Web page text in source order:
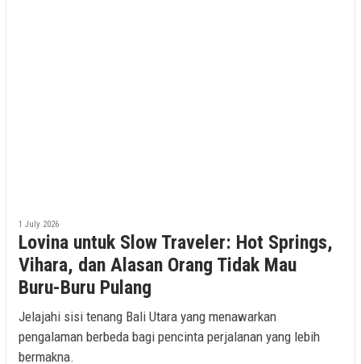
1 July 2026
Lovina untuk Slow Traveler: Hot Springs,
Vihara, dan Alasan Orang Tidak Mau
Buru-Buru Pulang
Jelajahi sisi tenang Bali Utara yang menawarkan
pengalaman berbeda bagi pencinta perjalanan yang lebih
bermakna.